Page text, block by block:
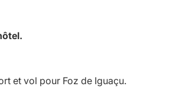
et vol pour Foz de Iguaçu.